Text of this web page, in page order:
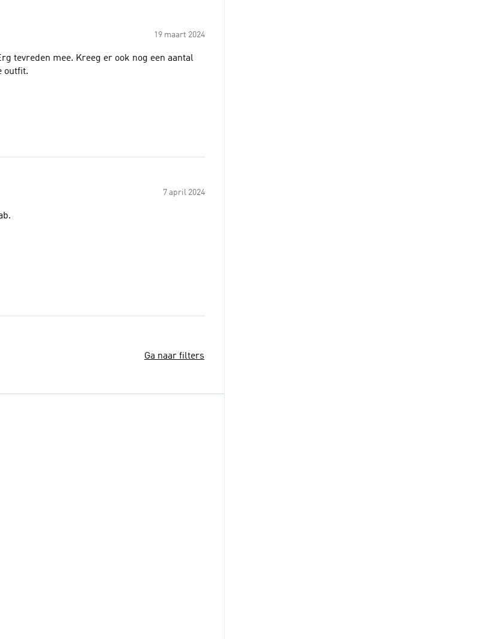
19 maart 2024
tevreden mee. Kreeg er ook nog een aantal
outfit.
7 april 2024
Ga naar filters